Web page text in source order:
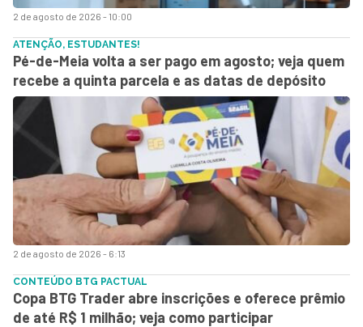
2 de agosto de 2026 - 10:00
2 de agosto de 2026 - 6:13
ATENÇÃO, ESTUDANTES!
Pé-de-Meia volta a ser pago em agosto; veja quem
recebe a quinta parcela e as datas de depósito
CONTEÚDO BTG PACTUAL
Copa BTG Trader abre inscrições e oferece prêmio
de até R$ 1 milhão; veja como participar